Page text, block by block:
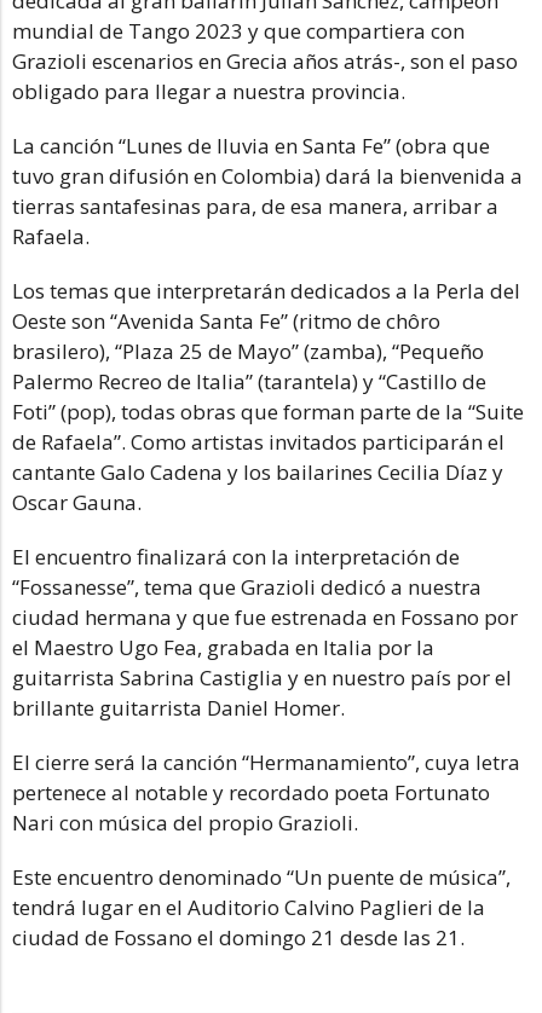
mundial de Tango 2023 y que compartiera con
Grazioli escenarios en Grecia años atrás-, son el paso
obligado para llegar a nuestra provincia.
La canción “Lunes de lluvia en Santa Fe” (obra que
tuvo gran difusión en Colombia) dará la bienvenida a
tierras santafesinas para, de esa manera, arribar a
Rafaela.
Los temas que interpretarán dedicados a la Perla del
Oeste son “Avenida Santa Fe” (ritmo de chôro
brasilero), “Plaza 25 de Mayo” (zamba), “Pequeño
Palermo Recreo de Italia” (tarantela) y “Castillo de
Foti” (pop), todas obras que forman parte de la “Suite
de Rafaela”. Como artistas invitados participarán el
cantante Galo Cadena y los bailarines Cecilia Díaz y
Oscar Gauna.
El encuentro finalizará con la interpretación de
“Fossanesse”, tema que Grazioli dedicó a nuestra
ciudad hermana y que fue estrenada en Fossano por
el Maestro Ugo Fea, grabada en Italia por la
guitarrista Sabrina Castiglia y en nuestro país por el
brillante guitarrista Daniel Homer.
El cierre será la canción “Hermanamiento”, cuya letra
pertenece al notable y recordado poeta Fortunato
Nari con música del propio Grazioli.
Este encuentro denominado “Un puente de música”,
tendrá lugar en el Auditorio Calvino Paglieri de la
ciudad de Fossano el domingo 21 desde las 21.